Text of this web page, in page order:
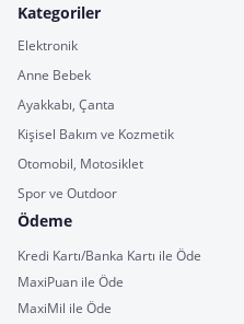
Kategoriler
Elektronik
Anne Bebek
Ayakkabı, Çanta
Kişisel Bakım ve Kozmetik
Otomobil, Motosiklet
Spor ve Outdoor
Ödeme
Kredi Kartı/Banka Kartı ile Öde
MaxiPuan ile Öde
MaxiMil ile Öde